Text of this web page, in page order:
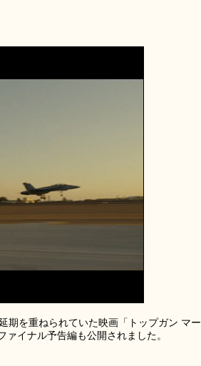
期を重ねられていた映画「トップガン マー
イナル予告編も公開されました。